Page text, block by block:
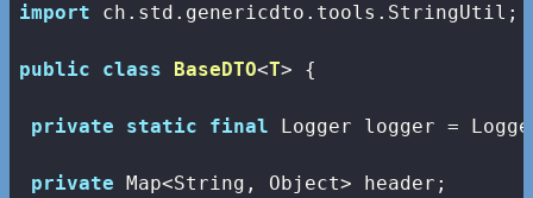
import ch.std.genericdto.tools.StringUtil;
public class BaseDTO<T> {
private static final Logger logger =
private Map<String, Object> header;